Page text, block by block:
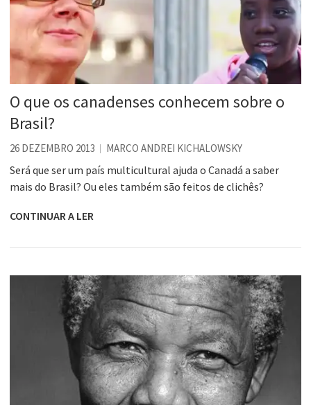
O que os canadenses conhecem sobre o
Brasil?
26 DEZEMBRO 2013 MARCO ANDREI KICHALOWSKY
Será que ser um país multicultural ajuda o Canadá a saber
mais do Brasil? Ou eles também são feitos de clichês?
CONTINUAR A LER